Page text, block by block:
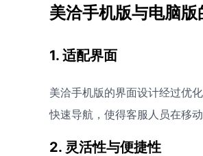
美洽手机版与电脑版
1. 适配界面
美洽手机版的界面设计经过优
快速导航，使得客服人员在移
2. 灵活性与便捷性